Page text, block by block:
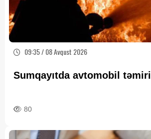
09:35 / 08 Avqust 2026
Sumqayıtda avtomobil təmiri
80